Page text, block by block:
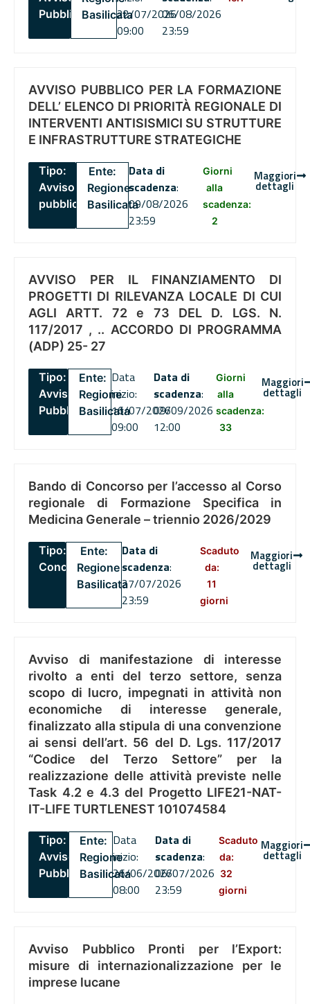
PubblicoBasilicata22/07/2026
09:00
06/08/2026
23:59
AVVISO PUBBLICO PER LA FORMAZIONE
DELL’ ELENCO DI PRIORITÀ REGIONALE DI
INTERVENTI ANTISISMICI SU STRUTTURE
E INFRASTRUTTURE STRATEGICHE
Tipo:
Avviso
pubblico
Ente:
Regione
Basilicata
Data di
scadenza:
09/08/2026
23:59
Giorni
alla
scadenza:
2
Maggiori
dettagli
AVVISO PER IL FINANZIAMENTO DI
PROGETTI DI RILEVANZA LOCALE DI CUI
AGLI ARTT. 72 e 73 DEL D. LGS. N.
117/2017 , .. ACCORDO DI PROGRAMMA
(ADP) 25- 27
Tipo:
Avviso
Pubblico
Ente:
Regione
Basilicata
Data
inizio:
16/07/2026
09:00
Data di
scadenza:
09/09/2026
12:00
Giorni
alla
scadenza:
33
Maggiori
dettagli
Bando di Concorso per l’accesso al Corso
regionale di Formazione Specifica in
Medicina Generale – triennio 2026/2029
Tipo:
Concorsi
Ente:
Regione
Basilicata
Data di
scadenza:
27/07/2026
23:59
Scaduto
da:
11
giorni
Maggiori
dettagli
Avviso di manifestazione di interesse
rivolto a enti del terzo settore, senza
scopo di lucro, impegnati in attività non
economiche di interesse generale,
finalizzato alla stipula di una convenzione
ai sensi dell’art. 56 del D. Lgs. 117/2017
“Codice del Terzo Settore” per la
realizzazione delle attività previste nelle
Task 4.2 e 4.3 del Progetto LIFE21-NAT-
IT-LIFE TURTLENEST 101074584
Tipo:
Avviso
Pubblico
Ente:
Regione
Basilicata
Data
inizio:
26/06/2026
08:00
Data di
scadenza:
06/07/2026
23:59
Scaduto
da:
32
giorni
Maggiori
dettagli
Avviso Pubblico Pronti per l’Export:
misure di internazionalizzazione per le
imprese lucane